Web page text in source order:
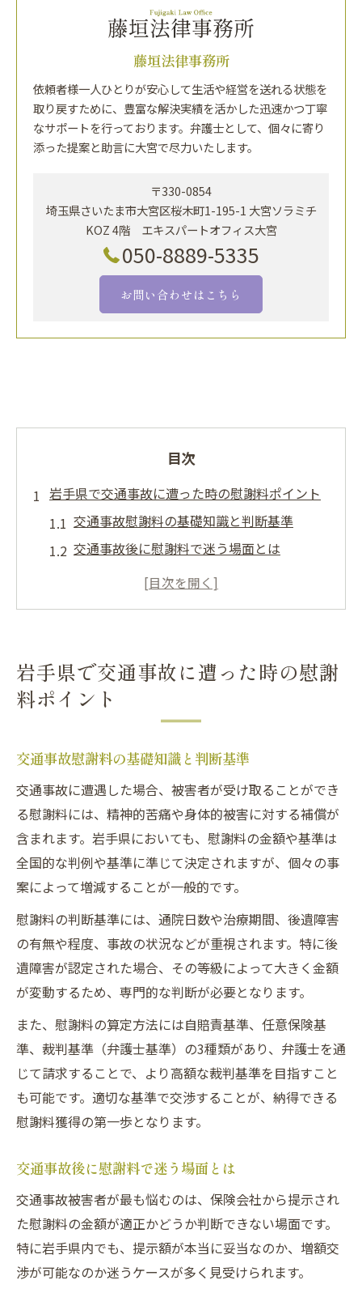
藤垣法律事務所
依頼者様一人ひとりが安心して生活や経営を送れる状態を
取り戻すために、豊富な解決実績を活かした迅速かつ丁寧
なサポートを行っております。弁護士として、個々に寄り
添った提案と助言に大宮で尽力いたします。
〒330-0854
埼玉県さいたま市大宮区桜木町1-195-1 大宮ソラミチ
KOZ 4階 エキスパートオフィス大宮
050-8889-5335
お問い合わせはこちら
目次
岩手県で交通事故に遭った時の慰謝料ポイント
交通事故慰謝料の基礎知識と判断基準
交通事故後に慰謝料で迷う場面とは
交通事故被害者が知るべき慰謝料の全体像
交通事故の慰謝料増額を狙う交渉術とは
交通事故慰謝料増額のための交渉ポイント
交通事故の示談で押さえるべき増額戦略
響
交通事故で適正な慰謝料を得る実践交渉術
交通事故の慰謝料増額事例から学ぶ要点
弁護士へ相談するなら知っておきたい慰謝料相
場
交通事故慰謝料相場の把握と弁護士基準
交通事故の通院日数による慰謝料相場解説
交通事故に強い弁護士相談のメリットとは
交通事故慰謝料の基準比較で損しない選択
納得できる慰謝料請求の手続きと実践例
交通事故慰謝料請求の正しい手続き手順
交通事故で慰謝料請求する際の実践ポイン
ト
交通事故で後悔しない慰謝料請求の方法
交通事故被害者が語る慰謝料請求の体験談
交通事故被害者が後悔しない交渉準備のコツ
交通事故交渉前の準備で差がつくポイント
交通事故被害者が知るべき交渉資料の集め
岩手県で交通事故に遭った時の慰謝
料ポイント
交通事故慰謝料の基礎知識と判断基準
交通事故に遭遇した場合、被害者が受け取ることができ
る慰謝料には、精神的苦痛や身体的被害に対する補償が
含まれます。岩手県においても、慰謝料の金額や基準は
全国的な判例や基準に準じて決定されますが、個々の事
案によって増減することが一般的です。
慰謝料の判断基準には、通院日数や治療期間、後遺障害
の有無や程度、事故の状況などが重視されます。特に後
遺障害が認定された場合、その等級によって大きく金額
が変動するため、専門的な判断が必要となります。
また、慰謝料の算定方法には自賠責基準、任意保険基
準、裁判基準（弁護士基準）の3種類があり、弁護士を通
じて請求することで、より高額な裁判基準を目指すこと
も可能です。適切な基準で交渉することが、納得できる
慰謝料獲得の第一歩となります。
交通事故後に慰謝料で迷う場面とは
交通事故被害者が最も悩むのは、保険会社から提示され
た慰謝料の金額が適正かどうか判断できない場面です。
特に岩手県内でも、提示額が本当に妥当なのか、増額交
渉が可能なのか迷うケースが多く見受けられます。